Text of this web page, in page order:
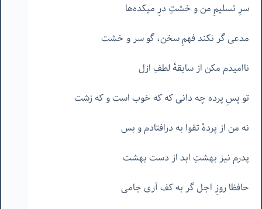
سرِ تسلیمِ من و خشتِ درِ میکده‌ها
مدعی گر نکند فهمِ سخن، گو سر و خشت
ناامیدم مکن از سابقهٔ لطفِ ازل
تو پسِ پرده چه دانی که که خوب است و که زشت
نه من از پردهٔ تقوا به درافتادم و بس
پدرم نیز بهشتِ ابد از دست بهشت
حافظا روزِ اجل گر به کف آری جامی